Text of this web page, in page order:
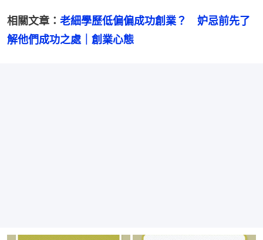
相關文章： 老細學歷低偏偏成功創業？　妒忌前先了
解他們成功之處｜創業心態